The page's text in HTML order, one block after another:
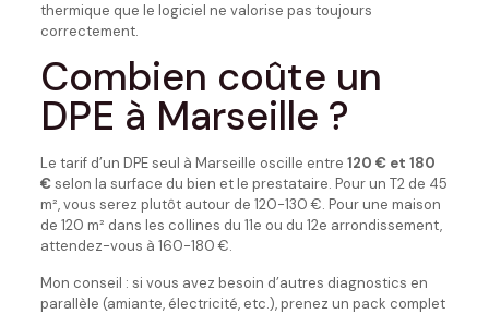
thermique que le logiciel ne valorise pas toujours
correctement.
Combien coûte un
DPE à Marseille ?
Le tarif d’un DPE seul à Marseille oscille entre 120 € et 180
€selon la surface du bien et le prestataire. Pour un T2 de 45
m², vous serez plutôt autour de 120-130 €. Pour une maison
de 120 m² dans les collines du 11e ou du 12e arrondissement,
attendez-vous à 160-180 €.
Mon conseil : si vous avez besoin d’autres diagnostics en
parallèle (amiante, électricité, etc.), prenez un pack complet